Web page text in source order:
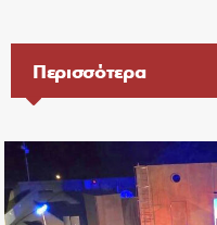
Περισσότερα